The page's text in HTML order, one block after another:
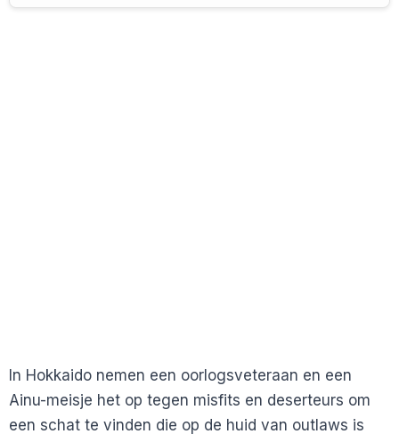
In Hokkaido nemen een oorlogsveteraan en een
Ainu-meisje het op tegen misfits en deserteurs om
een schat te vinden die op de huid van outlaws is